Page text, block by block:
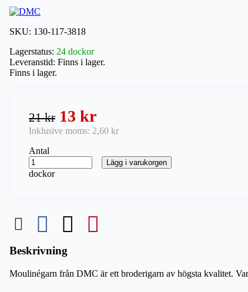
SKU: 130-117-3818
Lagerstatus: 24 dockor
Leveranstid: Finns i lager.
Finns i lager.
21 kr 13 kr
Inklusive moms: 2,60 kr
Antal
dockor
Lägg i varukorgen
Beskrivning
Moulinégarn från DMC är ett broderigarn av högsta kvalitet.